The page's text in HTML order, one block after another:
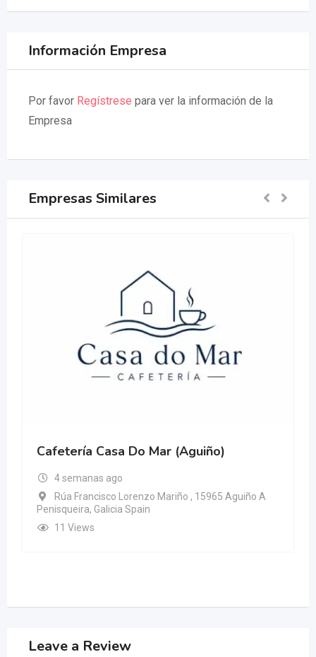
Información Empresa
Por favor Regístrese para ver la información de la
Empresa
Empresas Similares
Cafetería Casa Do Mar (Aguiño)
4 semanas ago
Rúa Francisco Lorenzo Mariño , 15965 Aguiño A
Penisqueira, Galicia Spain
11 Views
Leave a Review